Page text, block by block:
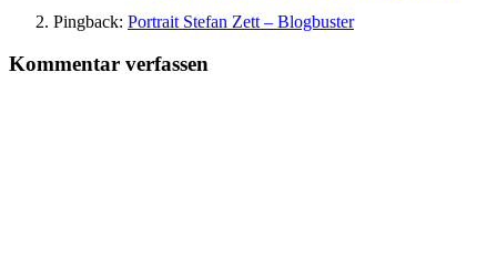
Pingback: Portrait Stefan Zett – Blogbuster
Kommentar verfassen